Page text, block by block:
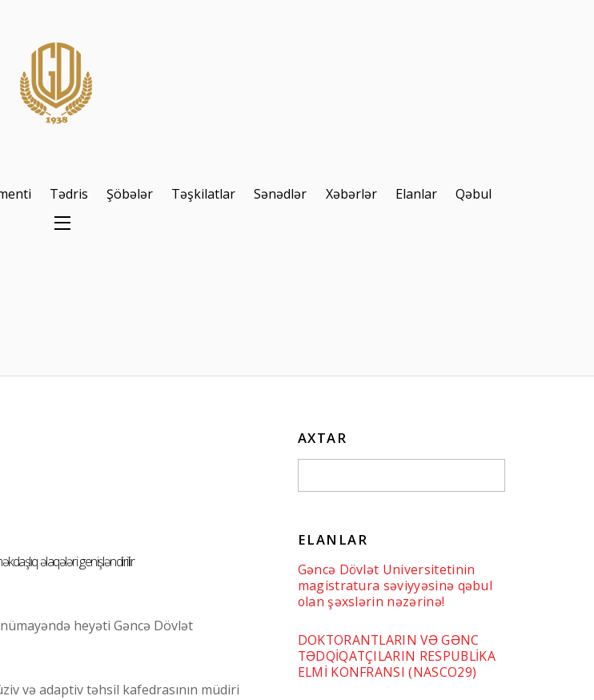
Tədris Şöbələr Təşkilatlar Sənədlər Xəbərlər Elanlar Qəbul
əlaqələri genişləndirilir
heyəti Gəncə Dövlət
və adaptiv təhsil kafedrasının müdiri
AXTAR
ELANLAR
Gəncə Dövlət Universitetinin
magistratura səviyyəsinə qəbul
olan şəxslərin nəzərinə!
DOKTORANTLARIN VƏ GƏNC
TƏDQİQATÇILARIN RESPUBLİKA
ELMİ KONFRANSI (NASCO29)